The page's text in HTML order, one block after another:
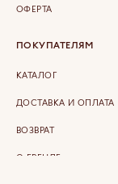
ОФЕРТА
ПОКУПАТЕЛЯМ
КАТАЛОГ
ДОСТАВКА И ОПЛАТА
ВОЗВРАТ
О БРЕНДЕ